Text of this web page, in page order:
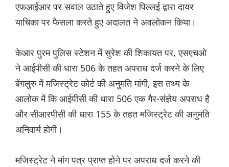
एफआईआर पर सवाल उठाते हुए विजेश पिल्लई द्वारा दायर
याचिका पर फैसला करते हुए अदालत ने अवलोकन किया।
केआर पुरम पुलिस स्टेशन में सुरेश की शिकायत पर, एसएचओ
ने आईपीसी की धारा 506 के तहत अपराध दर्ज करने के लिए
बेंगलुरु में मजिस्ट्रेट कोर्ट की अनुमति मांगी, इस तथ्य के
आलोक में कि आईपीसी की धारा 506 एक गैर-संज्ञेय अपराध है
और सीआरपीसी की धारा 155 के तहत मजिस्ट्रेट की अनुमति
अनिवार्य होगी।
मजिस्ट्रेट ने मांग पत्र प्राप्त होने पर अपराध दर्ज करने की